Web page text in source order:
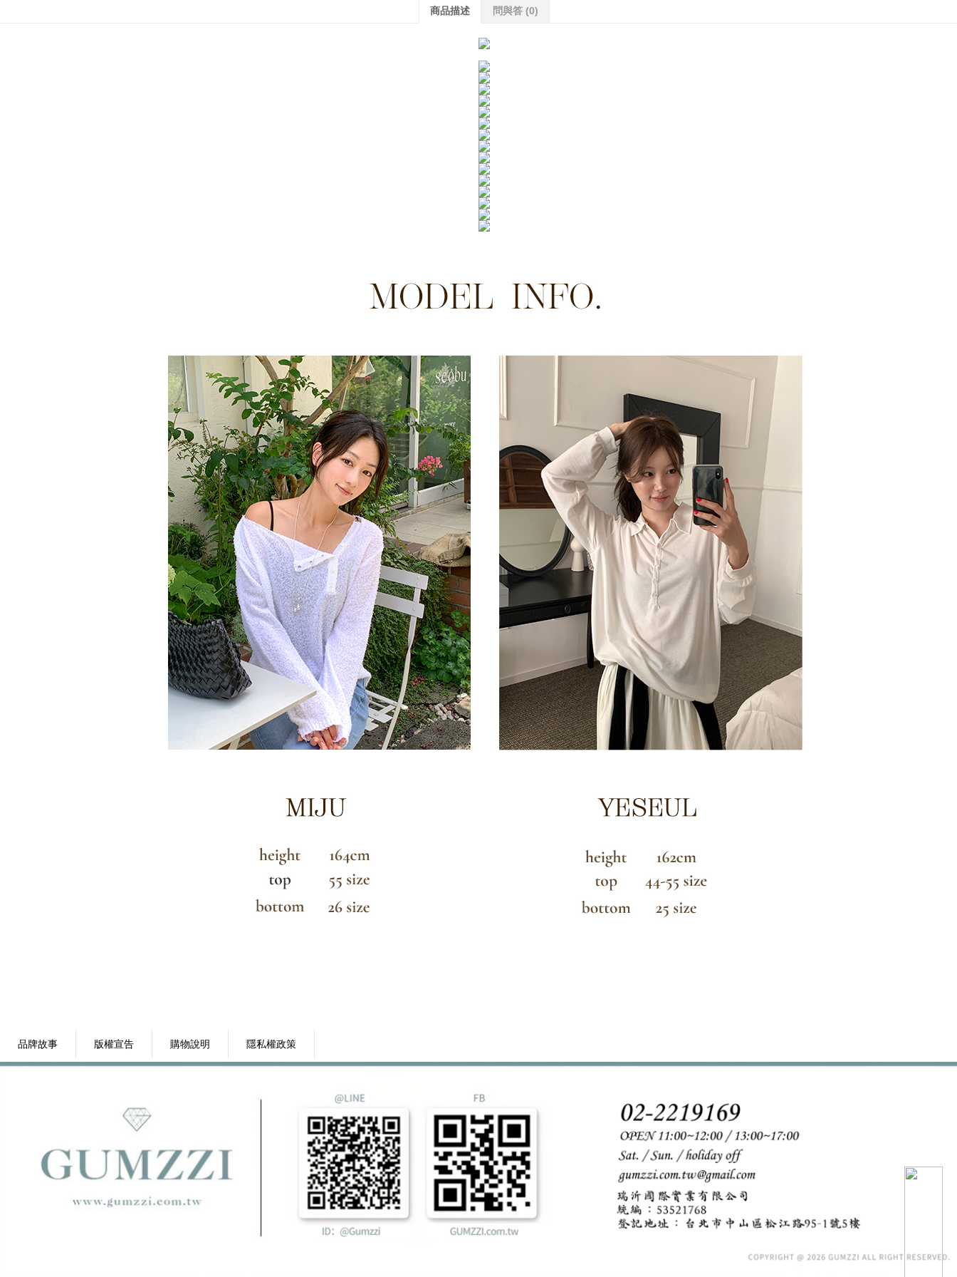
商品描述 問與答 (0)
品牌故事 版權宣告 購物說明 隱私權政策